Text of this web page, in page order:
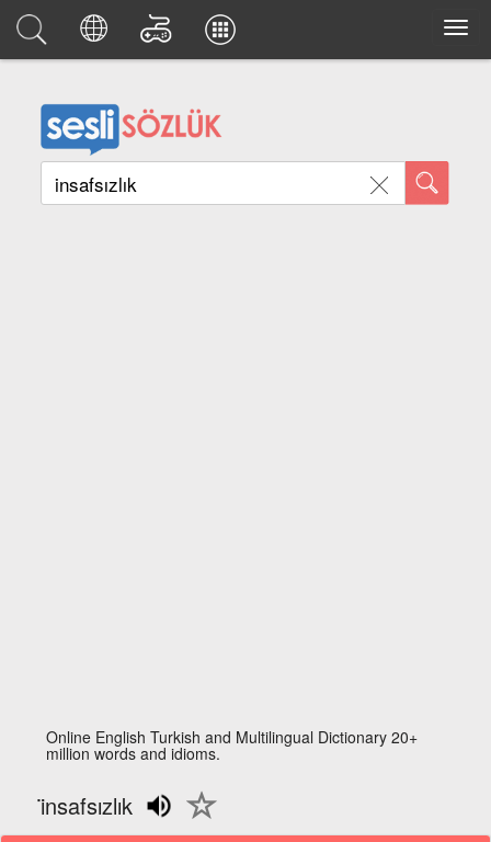
Online English Turkish and Multilingual Dictionary 20+
million words and idioms.
i̇nsafsızlık